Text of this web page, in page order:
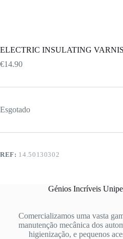
ELECTRIC INSULATING
€14.90
Esgotado
REF: 14.50130302
Génios Incríveis
Comercializamos uma vasta
manutenção mecânica dos
higienização, e pequenos